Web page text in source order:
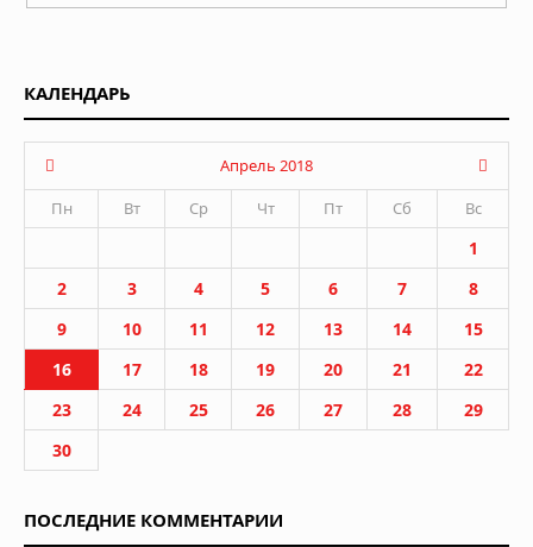
КАЛЕНДАРЬ
Апрель 2018
Пн
Вт Ср Чт Пт Сб Вс
1
2
3 4 5 6 7
8
9
10 11 12 13 14
15
16
17 18 19 20 21
22
23
24 25 26 27 28
29
30
ПОСЛЕДНИЕ КОММЕНТАРИИ